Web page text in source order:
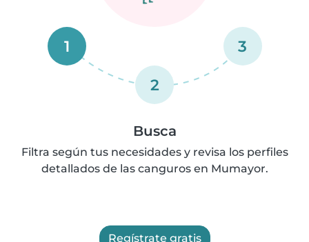
1
2
3
Busca
Filtra según tus necesidades y revisa los perfiles
detallados de las canguros en Mumayor.
Regístrate gratis